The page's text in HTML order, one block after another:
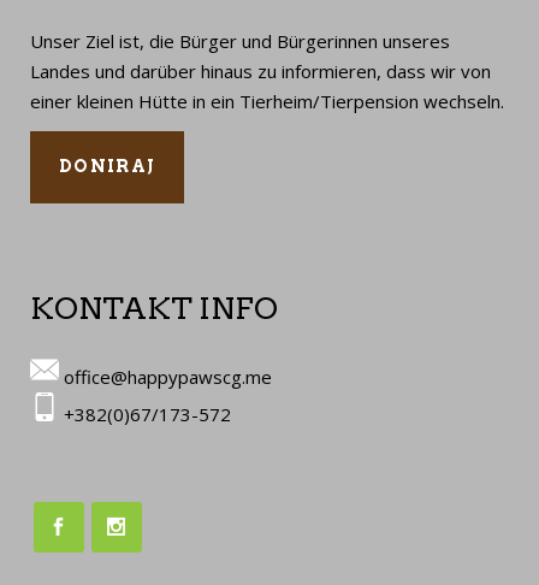
Unser Ziel ist, die Bürger und Bürgerinnen unseres
Landes und darüber hinaus zu informieren, dass wir von
einer kleinen Hütte in ein Tierheim/Tierpension wechseln.
DONIRAJ
KONTAKT INFO
office@happypawscg.me
+382(0)67/173-572